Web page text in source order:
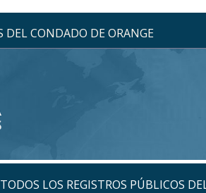
DEL CONDADO DE ORANGE
TODOS LOS REGISTROS PÚBLICOS